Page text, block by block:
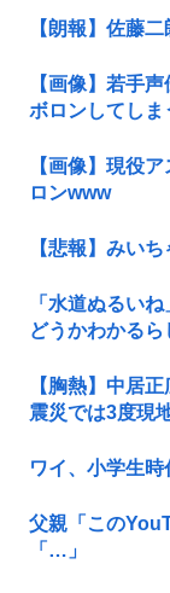
【朗報】佐藤
【画像】若手
ボロンしてしま
【画像】現役
ロンwww
【悲報】みい
「水道ぬるい
どうかわかる
【胸熱】中居
震災では3度現
ワイ、小学生
父親「この
「…」